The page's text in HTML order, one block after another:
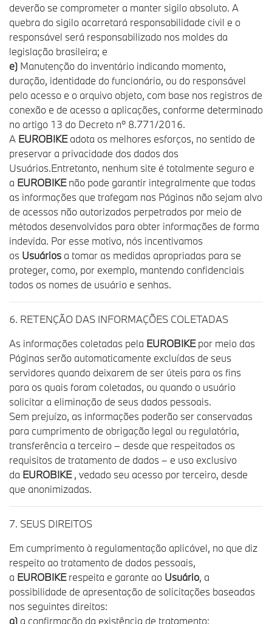
deverão se comprometer a manter sigilo absoluto. A
quebra do sigilo acarretará responsabilidade civil e o
responsável será responsabilizado nos moldes da
legislação brasileira; e
e) Manutenção do inventário indicando momento,
duração, identidade do funcionário, ou do responsável
pelo acesso e o arquivo objeto, com base nos registros de
conexão e de acesso a aplicações, conforme determinado
no artigo 13 do Decreto nº 8.771/2016.
A EUROBIKEadota os melhores esforços, no sentido de
preservar a privacidade dos dados dos
Usuários.Entretanto, nenhum site é totalmente seguro e
a EUROBIKEnão pode garantir integralmente que todas
as informações que trafegam nas Páginas não sejam alvo
de acessos não autorizados perpetrados por meio de
métodos desenvolvidos para obter informações de forma
indevida. Por esse motivo, nós incentivamos
os Usuários a tomar as medidas apropriadas para se
proteger, como, por exemplo, mantendo confidenciais
todos os nomes de usuário e senhas.
6. RETENÇÃO DAS INFORMAÇÕES COLETADAS
As informações coletadas pela EUROBIKEpor meio das
Páginas serão automaticamente excluídas de seus
servidores quando deixarem de ser úteis para os fins
para os quais foram coletadas, ou quando o usuário
solicitar a eliminação de seus dados pessoais.
Sem prejuízo, as informações poderão ser conservadas
para cumprimento de obrigação legal ou regulatória,
transferência a terceiro – desde que respeitados os
requisitos de tratamento de dados – e uso exclusivo
da EUROBIKE, vedado seu acesso por terceiro, desde
que anonimizadas.
7. SEUS DIREITOS
Em cumprimento à regulamentação aplicável, no que diz
respeito ao tratamento de dados pessoais,
a EUROBIKErespeita e garante ao Usuário, a
possibilidade de apresentação de solicitações baseadas
nos seguintes direitos:
a) a confirmação da existência de tratamento;